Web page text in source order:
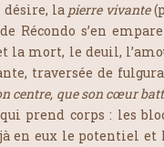
désire, la pierre vivante
Récondo s’en
la mort, le deuil,
traversée de
centre, que son cœur
prend corps : les
en eux le potentiel et